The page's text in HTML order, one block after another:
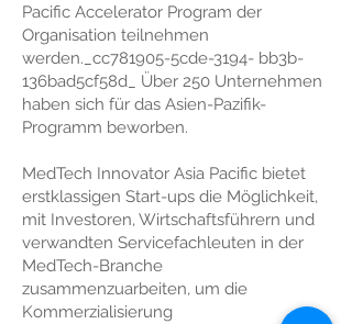
Pacific Accelerator Program der
Organisation teilnehmen
werden._cc781905-5cde-3194- bb3b-
136bad5cf58d_ Über 250 Unternehmen
haben sich für das Asien-Pazifik-
Programm beworben.
MedTech Innovator Asia Pacific bietet
erstklassigen Start-ups die Möglichkeit,
mit Investoren, Wirtschaftsführern und
verwandten Servicefachleuten in der
MedTech-Branche
zusammenzuarbeiten, um die
Kommerzialisierung